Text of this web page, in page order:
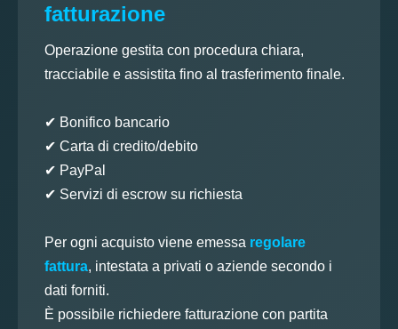
fatturazione
Operazione gestita con procedura chiara,
tracciabile e assistita fino al trasferimento finale.
✔ Bonifico bancario
✔ Carta di credito/debito
✔ PayPal
✔ Servizi di escrow su richiesta
Per ogni acquisto viene emessa regolare
fattura, intestata a privati o aziende secondo i
dati forniti.
È possibile richiedere fatturazione con partita